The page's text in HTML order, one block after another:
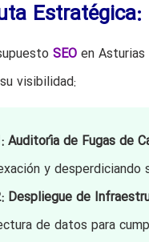
SEOen Asturias
visibilidad:
Auditoría de Fugas de
y desperdiciando
Despliegue de
de datos para